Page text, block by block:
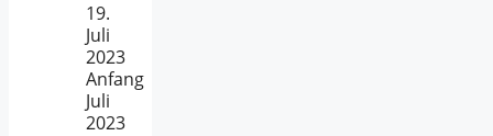
19.
Juli
2023
Anfang
Juli
2023